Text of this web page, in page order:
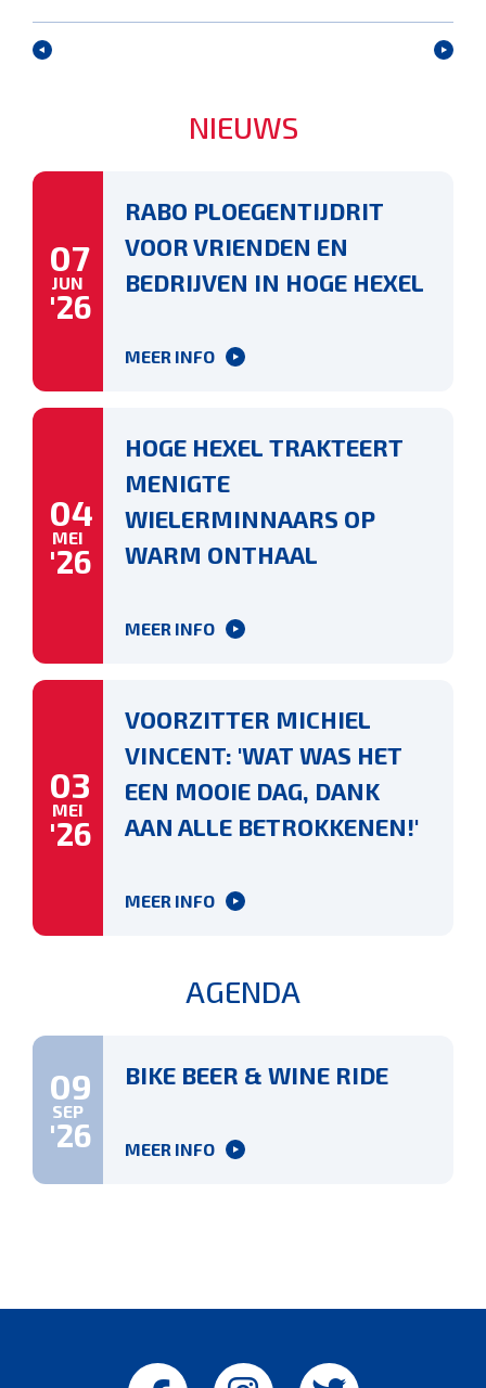
NIEUWS
07
JUN
'26
RABO PLOEGENTIJDRIT
VOOR VRIENDEN EN
BEDRIJVEN IN HOGE HEXEL
MEER INFO
04
MEI
'26
HOGE HEXEL TRAKTEERT
MENIGTE
WIELERMINNAARS OP
WARM ONTHAAL
MEER INFO
03
MEI
'26
VOORZITTER MICHIEL
VINCENT: 'WAT WAS HET
EEN MOOIE DAG, DANK
AAN ALLE BETROKKENEN!'
MEER INFO
AGENDA
09
SEP
'26
BIKE BEER & WINE RIDE
MEER INFO